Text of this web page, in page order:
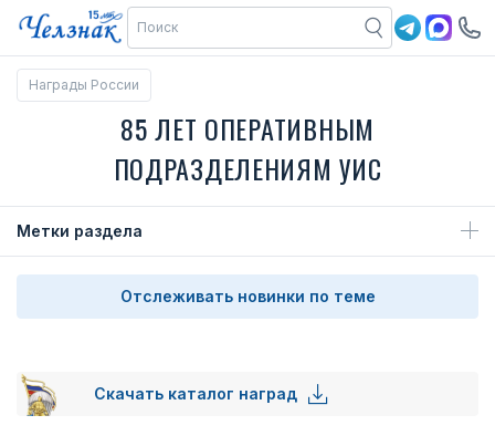
Награды России
85 ЛЕТ ОПЕРАТИВНЫМ
ПОДРАЗДЕЛЕНИЯМ УИС
Метки раздела
Отслеживать новинки по теме
Скачать каталог наград